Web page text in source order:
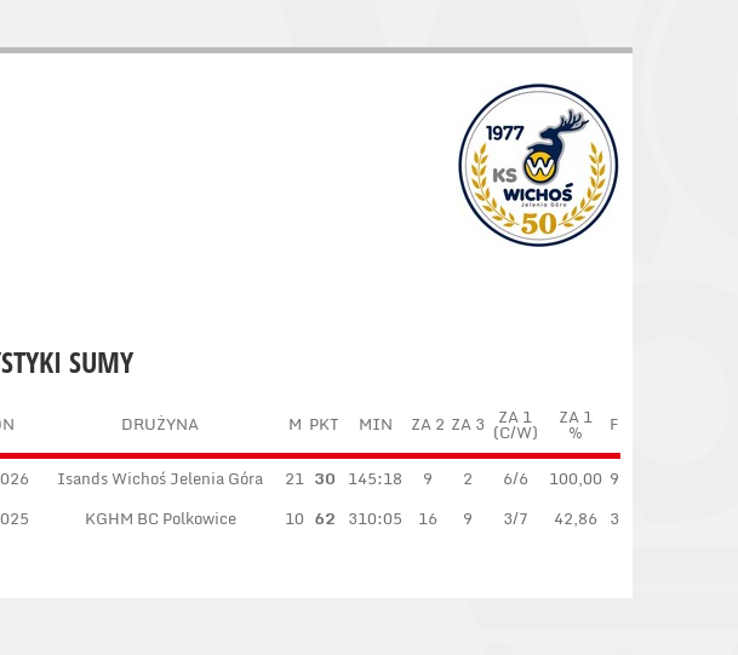
SUMY
DRUŻYNA M PKT MIN ZA 2 ZA 3 ZA 1
(C/W)
ZA 1
% F
Isands Wichoś Jelenia Góra 21 30 145:18 9 2 6/6 100,00 9
KGHM BC Polkowice 10 62 310:05 16 9 3/7 42,86 3